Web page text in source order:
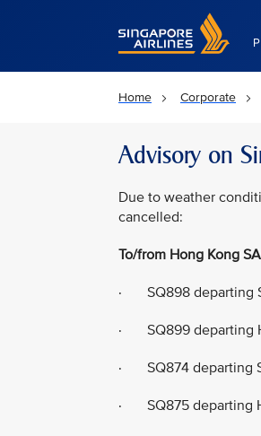
Singapore Airlines Home
Home Corporate
Advisory on
Due to weather
cancelled:
To/from Hong Kong
· SQ898 departing
· SQ899 departing
· SQ874 departing
· SQ875 departing